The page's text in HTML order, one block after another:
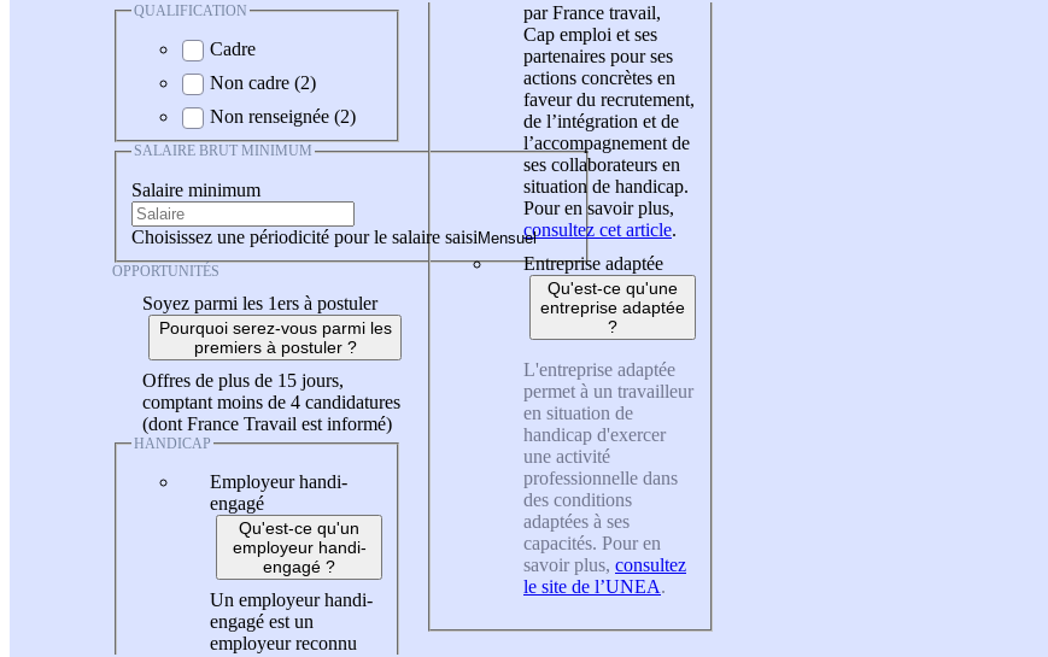
QUALIFICATION
Cadre
Non cadre (2)
Non renseignée (2)
SALAIRE BRUT MINIMUM
Salaire minimum
Choisissez une périodicité pour le salaire saisi
OPPORTUNITÉS
Soyez parmi les 1ers à postuler
Pourquoi serez-vous parmi les
premiers à postuler ?
Offres de plus de 15 jours,
comptant moins de 4 candidatures
(dont France Travail est informé)
HANDICAP
Employeur handi-
engagé
Qu'est-ce qu'un
employeur handi-
engagé ?
Un employeur handi-
engagé est un
employeur reconnu
par France travail,
Cap emploi et ses
partenaires pour ses
actions concrètes en
faveur du recrutement,
de l’intégration et de
l’accompagnement de
ses collaborateurs en
situation de handicap.
Pour en savoir plus,
consultez cet article.
Entreprise adaptée
Qu'est-ce qu'une
entreprise adaptée
?
L'entreprise adaptée
permet à un travailleur
en situation de
handicap d'exercer
une activité
professionnelle dans
des conditions
adaptées à ses
capacités. Pour en
savoir plus, consultez
le site de l’UNEA.